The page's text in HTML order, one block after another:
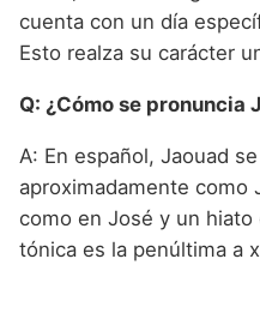
cuenta con un día
Esto realza su carácter
Q: ¿Cómo se pronuncia
A: En español, Jaouad
aproximadamente como
como en José y un hiato
tónica es la penúltima a